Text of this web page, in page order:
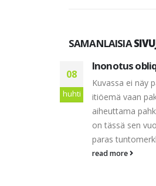
SAMANLAISIA
08
huhti
Inonotus
Kuvassa ei näy
itiöemä vaan
aiheuttama
on tässä sen
paras
read more